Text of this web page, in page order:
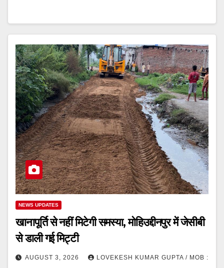
NEWS UPDATES
खानापूर्ति से नहीं मिटेगी समस्या, मोहिउद्दीनपुर में जेसीबी
से डाली गई मिट्टी
AUGUST 3, 2026 LOVEKESH KUMAR GUPTA / MOB :